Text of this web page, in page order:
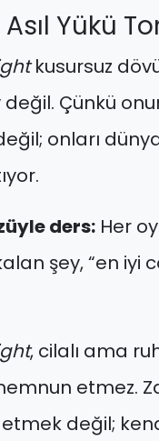
Yükü
kusursuz
değil. Çünkü
onları
ders:Her
şey, “en iyi
, cilalı ama
etmez.
değil;